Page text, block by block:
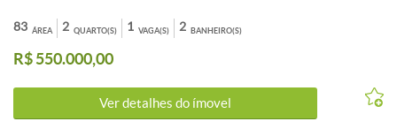
energia solar, sistema avançado de segurança e preparação para
ar.Apartamentos tipo01 Sala (Estar e Jantar)<br /><br />01 Banho
social<br /><br />02 Quartos com suíte<br /><br />01 Cozinha
NOVEMBRO/2024<br /><br />
ÁREA
83 QUARTO(S)
2 VAGA(S)
1 BANHEIRO(S)
2
R$ 550.000,00
Ver detalhes do ímovel